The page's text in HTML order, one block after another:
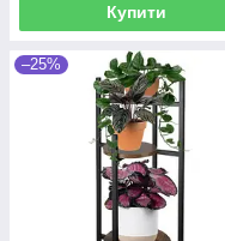
Купити
–25%